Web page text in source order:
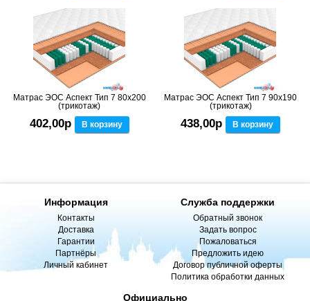
Матрас ЭОС Аспект Тип 7 80x200
(трикотаж)
402,00р В корзину
Матрас ЭОС Аспект Тип 7 90x190
(трикотаж)
438,00р В корзину
Информация
Контакты
Доставка
Гарантии
Партнёры
Личный кабинет
Служба поддержки
Обратный звонок
Задать вопрос
Пожаловаться
Предложить идею
Договор публичной оферты
Политика обработки данных
Официально